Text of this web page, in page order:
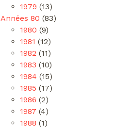
1979 (13)
Années 80 (83)
1980 (9)
1981 (12)
1982 (11)
1983 (10)
1984 (15)
1985 (17)
1986 (2)
1987 (4)
1988 (1)